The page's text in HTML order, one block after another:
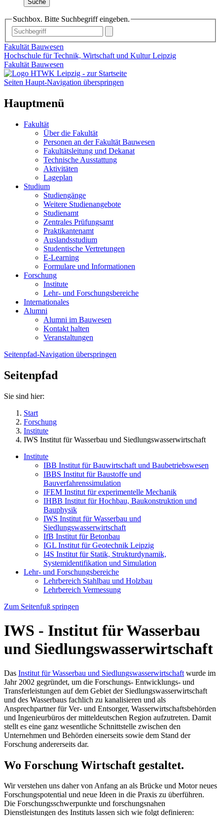
Suche
Suchbox. Bitte Suchbegriff eingeben.
Fakultät Bauwesen
Hochschule für Technik, Wirtschaft und Kultur Leipzig
Fakultät Bauwesen
Seiten Haupt-Navigation überspringen
Hauptmenü
Fakultät
Über die Fakultät
Personen an der Fakultät Bauwesen
Fakultätsleitung und Dekanat
Technische Ausstattung
Aktivitäten
Lageplan
Studium
Studiengänge
Weitere Studienangebote
Studienamt
Zentrales Prüfungsamt
Praktikantenamt
Auslandsstudium
Studentische Vertretungen
E-Learning
Formulare und Informationen
Forschung
Institute
Lehr- und Forschungsbereiche
Internationales
Alumni
Alumni im Bauwesen
Kontakt halten
Veranstaltungen
Seitenpfad-Navigation überspringen
Seitenpfad
Sie sind hier:
Start
Forschung
Institute
IWS Institut für Wasserbau und Siedlungswasserwirtschaft
Institute
IBB Institut für Bauwirtschaft und Baubetriebswesen
IBBS Institut für Baustoffe und
Bauverfahrenssimulation
IFEM Institut für experimentelle Mechanik
IHBB Institut für Hochbau, Baukonstruktion und
Bauphysik
IWS Institut für Wasserbau und
Siedlungswasserwirtschaft
IfB Institut für Betonbau
IGL Institut für Geotechnik Leipzig
I4S Institut für Statik, Strukturdynamik,
Systemidentifikation und Simulation
Lehr- und Forschungsbereiche
Lehrbereich Stahlbau und Holzbau
Lehrbereich Vermessung
Zum Seitenfuß springen
IWS - Institut für Wasserbau
und Siedlungswasserwirtschaft
Das Institut für Wasserbau und Siedlungswasserwirtschaft wurde im
Jahr 2002 gegründet, um die Forschungs- Entwicklungs- und
Transferleistungen auf dem Gebiet der Siedlungswasserwirtschaft
und des Wasserbaus fachlich zu kanalisieren und als
Ansprechpartner für Ver- und Entsorger, Wasserwirtschaftsbehörden
und Ingenieurbüros der mitteldeutschen Region aufzutreten. Damit
stellt es eine ganz wesentliche Schnittstelle zwischen den
Unternehmen und Behörden einerseits sowie dem Stand der
Forschung andererseits dar.
Wo Forschung Wirtschaft gestaltet.
Wir verstehen uns daher von Anfang an als Brücke und Motor neues
Forschungspotential und neue Ideen in die Praxis zu überführen.
Die Forschungsschwerpunkte und forschungsnahen
Dienstleistungen des Instituts lassen sich wie folgt definieren: